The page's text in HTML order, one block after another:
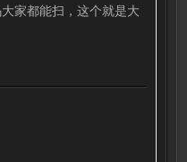
家都能扫，这个就是大